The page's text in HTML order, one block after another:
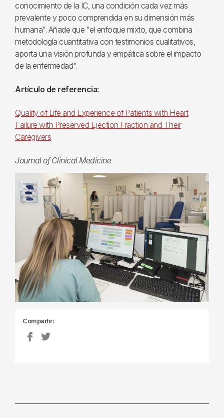
conocimiento de la IC, una condición cada vez más
prevalente y poco comprendida en su dimensión más
humana". Añade que "el enfoque mixto, que combina
metodología cuantitativa con testimonios cualitativos,
aporta una visión profunda y empática sobre el impacto
de la enfermedad".
Artículo de referencia:
Quality of Life and Experience of Patients with Heart
Failure with Preserved Ejection Fraction and Their
Caregivers
Journal of Clinical Medicine
Compartir: